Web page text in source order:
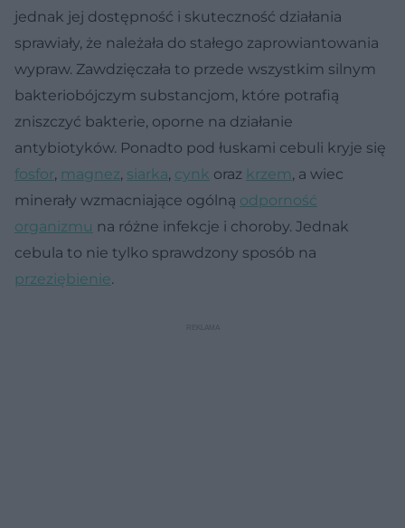
jednak jej dostępność i skuteczność działania
sprawiały, że należała do stałego zaprowiantowania
wypraw. Zawdzięczała to przede wszystkim silnym
bakteriobójczym substancjom, które potrafią
zniszczyć bakterie, oporne na działanie
antybiotyków. Ponadto pod łuskami cebuli kryje się
fosfor, magnez, siarka, cynk oraz krzem, a wiec
minerały wzmacniające ogólną odporność
organizmu na różne infekcje i choroby. Jednak
cebula to nie tylko sprawdzony sposób na
przeziębienie.